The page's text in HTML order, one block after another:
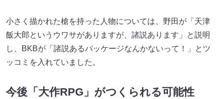
小さく描かれた槍を持った人物については、野田が「天津
飯大郎というウワサがありますが、諸説あります」と説明
し、BKBが「諸説あるパッケージなんかないって！」とツ
ッコミを入れていました。
今後「大作RPG」がつくられる可能性